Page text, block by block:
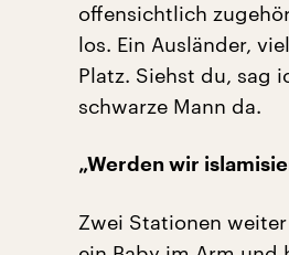
offensichtlich
los. Ein Ausländer,
Platz. Siehst du, sag
schwarze Mann da.
„Werden wir
Zwei Stationen